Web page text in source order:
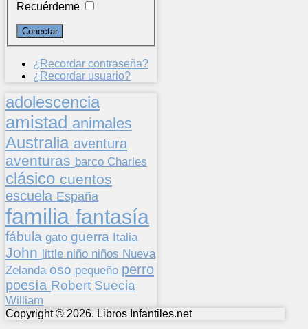
Recuérdeme
¿Recordar contraseña?
¿Recordar usuario?
adolescencia
amistad animales
Australia aventura
aventuras barco Charles
clásico cuentos
escuela España
familia fantasía
fábula gato guerra Italia
John little niño niños Nueva
Zelanda oso pequeño perro
poesía Robert Suecia
William
Copyright © 2026. Libros Infantiles.net